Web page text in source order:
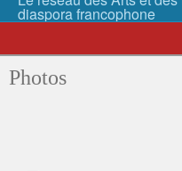
Photos